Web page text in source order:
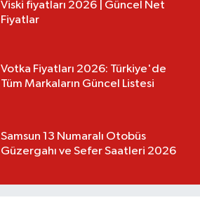
Viski fiyatları 2026 | Güncel Net
Fiyatlar
Votka Fiyatları 2026: Türkiye'de
Tüm Markaların Güncel Listesi
Samsun 13 Numaralı Otobüs
Güzergahı ve Sefer Saatleri 2026